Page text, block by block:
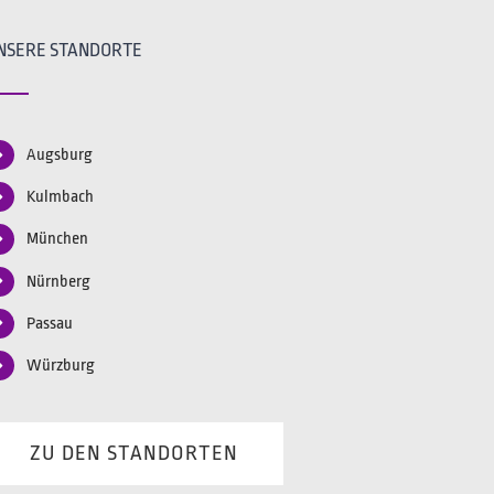
STANDORTE
Augsburg
Kulmbach
München
Nürnberg
Passau
Würzburg
ZU DEN STANDORTEN